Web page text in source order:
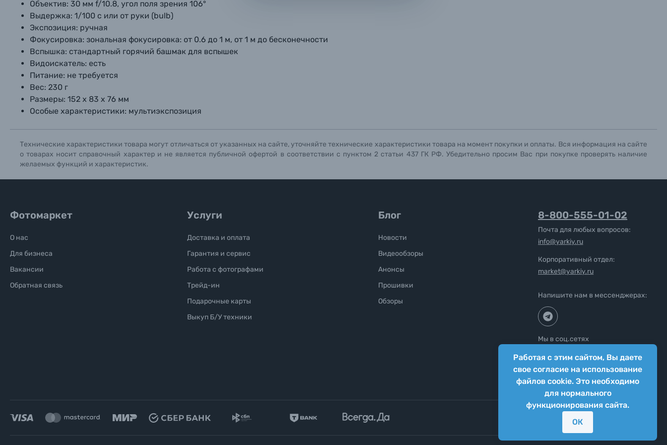
Книги о фотографии, альбомы известных фотографов
Солнцезащитные очки
Б/У фототехника (Комиссионные товары)
Уценённые товары
Объектив: 30 мм f/10.8, угол поля зрения 106°
Выдержка: 1/100 с или от руки (bulb)
Экспозиция: ручная
Фокусировка: зональная фокусировка: от 0.6 до 1 м, от 1 м до бесконечности
Вспышка: стандартный горячий башмак для вспышек
Видоискатель: есть
Питание: не требуется
Вес: 230 г
Размеры: 152 х 83 х 76 мм
Особые характеристики: мультиэкспозиция
Технические характеристики товара могут отличаться от указанных на сайте, уточняйте технические характеристики товара на момент покупки и оплаты. Вся информация на сайте
о товарах носит справочный характер и не является публичной офертой в соответствии с пунктом 2 статьи 437 ГК РФ. Убедительно просим Вас при покупке проверять наличие
желаемых функций и характеристик.
Работая с этим сайтом, Вы даете
свое согласие на использование
файлов cookie. Это необходимо
для нормального
функционирования сайта.
ОК
Фотомаркет
О нас
Для бизнеса
Вакансии
Обратная связь
Услуги
Доставка и оплата
Гарантия и сервис
Работа с фотографами
Трейд-ин
Подарочные карты
Выкуп Б/У техники
Блог
Новости
Видеообзоры
Анонсы
Прошивки
Обзоры
8-800-555-01-02
Почта для любых вопросов:
info@yarkiy.ru
Корпоративный отдел:
market@yarkiy.ru
Напишите нам в мессенджерах:
Мы в соц.сетях